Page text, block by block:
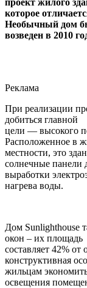
проект жилого
которое
Необычный дом
возведен в 2010
Реклама
При реализации
добиться главной
цели — высокого
Расположенное в
местности, это
солнечные панели
выработки
нагрева воды.
Дом Sunlighthouse
окон – их площадь
составляет 42%
конструктивная
жильцам
освещения